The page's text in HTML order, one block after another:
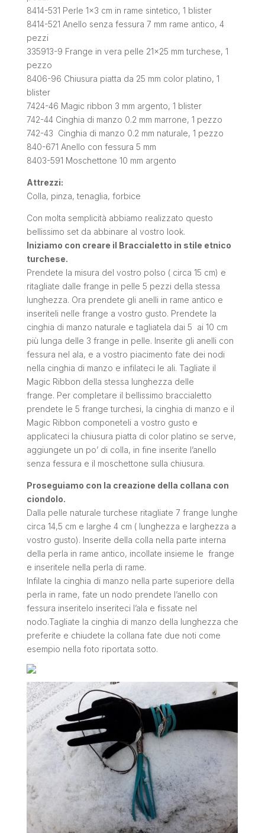
8414-531 Perle 1×3 cm in rame sintetico, 1 blister
8414-521 Anello senza fessura 7 mm rame antico, 4
pezzi
335913-9 Frange in vera pelle 21×25 mm turchese, 1
pezzo
8406-96 Chiusura piatta da 25 mm color platino, 1
blister
7424-46 Magic ribbon 3 mm argento, 1 blister
742-44 Cinghia di manzo 0.2 mm marrone, 1 pezzo
742-43 Cinghia di manzo 0.2 mm naturale, 1 pezzo
840-671 Anello con fessura 5 mm
8403-591 Moschettone 10 mm argento
Attrezzi:
Colla, pinza, tenaglia, forbice
Con molta semplicità abbiamo realizzato questo
bellissimo set da abbinare al vostro look.
Iniziamo con creare il Braccialetto in stile etnico
turchese.
Prendete la misura del vostro polso ( circa 15 cm) e
ritagliate dalle frange in pelle 5 pezzi della stessa
lunghezza. Ora prendete gli anelli in rame antico e
inseriteli nelle frange a vostro gusto. Prendete la
cinghia di manzo naturale e tagliatela dai 5 ai 10 cm
più lunga delle 3 frange in pelle. Inserite gli anelli con
fessura nel ala, e a vostro piacimento fate dei nodi
nella cinghia di manzo e infilateci le ali. Tagliate il
Magic Ribbon della stessa lunghezza delle
frange. Per completare il bellissimo braccialetto
prendete le 5 frange turchesi, la cinghia di manzo e il
Magic Ribbon componeteli a vostro gusto e
applicateci la chiusura piatta di color platino se serve,
aggiungete un po’ di colla, in fine inserite l’anello
senza fessura e il moschettone sulla chiusura.
Proseguiamo con la creazione della collana con
ciondolo.
Dalla pelle naturale turchese ritagliate 7 frange lunghe
circa 14,5 cm e larghe 4 cm ( lunghezza e larghezza a
vostro gusto). Inserite della colla nella parte interna
della perla in rame antico, incollate insieme le frange
e inseritele nella perla di rame.
Infilate la cinghia di manzo nella parte superiore della
perla in rame, fate un nodo prendete l’anello con
fessura inseritelo inseriteci l’ala e fissate nel
nodo.Tagliate la cinghia di manzo della lunghezza che
preferite e chiudete la collana fate due noti come
esempio nella foto riportata sotto.